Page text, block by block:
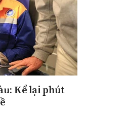
Kể lại phút